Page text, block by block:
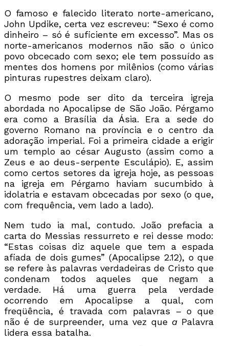
O famoso e falecido literato norte-americano,
John Updike, certa vez escreveu: “Sexo é como
dinheiro – só é suficiente em excesso”. Mas os
norte-americanos modernos não são o único
povo obcecado com sexo; ele tem possuído as
mentes dos homens por milênios (como várias
pinturas rupestres deixam claro).
O mesmo pode ser dito da terceira igreja
abordada no Apocalipse de São João. Pérgamo
era como a Brasília da Ásia. Era a sede do
governo Romano na província e o centro da
adoração imperial. Foi a primeira cidade a erigir
um templo ao césar Augusto (assim como a
Zeus e ao deus-serpente Esculápio). E, assim
como certos setores da igreja hoje, as pessoas
na igreja em Pérgamo haviam sucumbido à
idolatria e estavam obcecadas por sexo (o que,
com frequência, vem lado a lado).
Nem tudo ia mal, contudo. João prefacia a
carta do Messias ressurreto e rei desse modo:
“Estas coisas diz aquele que tem a espada
afiada de dois gumes” (Apocalipse 2.12), o que
se refere às palavras verdadeiras de Cristo que
condenam todos aqueles que negam a
verdade. Há uma guerra pela verdade
ocorrendo em Apocalipse a qual, com
freqüência, é travada com palavras – o que
não é de surpreender, uma vez que aPalavra
lidera essa batalha.